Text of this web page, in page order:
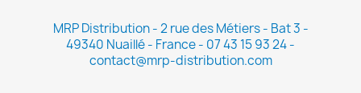
MRP Distribution - 2 rue des Métiers - Bat 3 -
49340 Nuaillé - France - 07 43 15 93 24 -
contact@mrp-distribution.com